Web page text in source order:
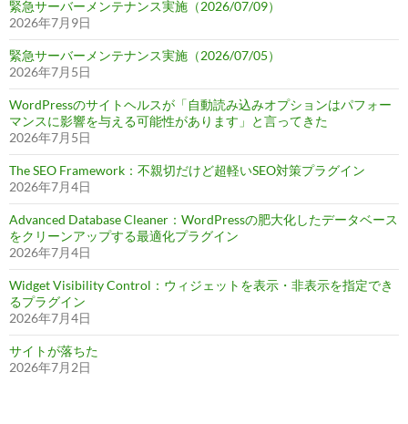
緊急サーバーメンテナンス実施（2026/07/09）
2026年7月9日
緊急サーバーメンテナンス実施（2026/07/05）
2026年7月5日
WordPressのサイトヘルスが「自動読み込みオプションはパフォー
マンスに影響を与える可能性があります」と言ってきた
2026年7月5日
The SEO Framework：不親切だけど超軽いSEO対策プラグイン
2026年7月4日
Advanced Database Cleaner：WordPressの肥大化したデータベース
をクリーンアップする最適化プラグイン
2026年7月4日
Widget Visibility Control：ウィジェットを表示・非表示を指定でき
るプラグイン
2026年7月4日
サイトが落ちた
2026年7月2日